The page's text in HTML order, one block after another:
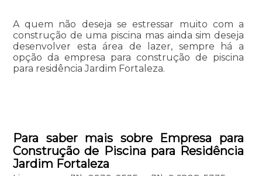
A quem não deseja se estressar muito com a
construção de uma piscina mas ainda sim deseja
desenvolver esta área de lazer, sempre há a
opção da empresa para construção de piscina
para residência Jardim Fortaleza.
Para saber mais sobre Empresa para
Construção de Piscina para Residência
Jardim Fortaleza